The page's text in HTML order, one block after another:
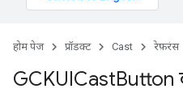
होम पेज प्रॉडक्ट Cast रेफ़रंस
GCKUICastButton